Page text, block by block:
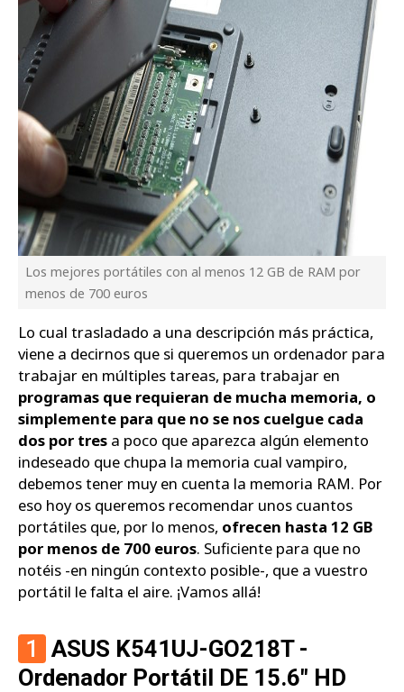
Los mejores portátiles con al menos 12 GB de RAM por
menos de 700 euros
Lo cual trasladado a una descripción más práctica,
viene a decirnos que si queremos un ordenador para
trabajar en múltiples tareas, para trabajar en
programas que requieran de mucha memoria, o
simplemente para que no se nos cuelgue cada
dos por tres a poco que aparezca algún elemento
indeseado que chupa la memoria cual vampiro,
debemos tener muy en cuenta la memoria RAM. Por
eso hoy os queremos recomendar unos cuantos
portátiles que, por lo menos, ofrecen hasta 12 GB
por menos de 700 euros. Suficiente para que no
notéis -en ningún contexto posible-, que a vuestro
portátil le falta el aire. ¡Vamos allá!
1
ASUS K541UJ-GO218T -
Ordenador Portátil DE 15.6" HD